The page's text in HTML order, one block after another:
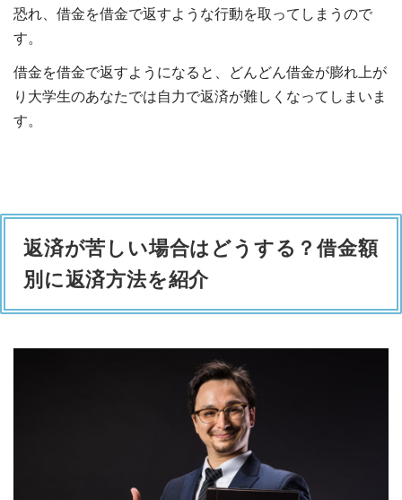
恐れ、借金を借金で返すような行動を取ってしまうので
す。
借金を借金で返すようになると、どんどん借金が膨れ上が
り大学生のあなたでは自力で返済が難しくなってしまいま
す。
返済が苦しい場合はどうする？借金額
別に返済方法を紹介